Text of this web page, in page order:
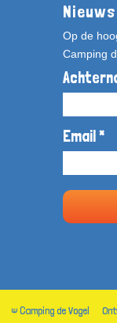
Op de
Camping
Email *
© Camping de Vogel